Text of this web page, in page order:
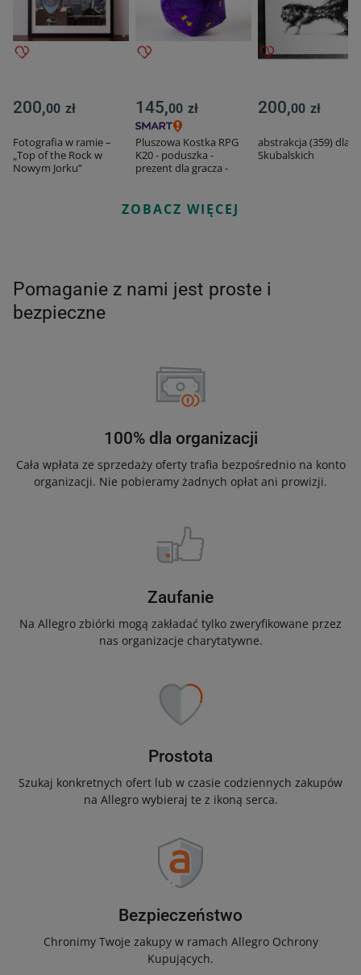
200,00 zł
Fotografia w ramie –
„Top of the Rock w
Nowym Jorku”
145,00 zł
Pluszowa Kostka RPG
K20 - poduszka -
prezent dla gracza -
200,00 zł
abstrakcja (359) dla
Skubalskich
ZOBACZ WIĘCEJ
Pomaganie z nami jest proste i
bezpieczne
100% dla organizacji
Cała wpłata ze sprzedaży oferty trafia bezpośrednio na konto
organizacji. Nie pobieramy żadnych opłat ani prowizji.
Zaufanie
Na Allegro zbiórki mogą zakładać tylko zweryfikowane przez
nas organizacje charytatywne.
Prostota
Szukaj konkretnych ofert lub w czasie codziennych zakupów
na Allegro wybieraj te z ikoną serca.
Bezpieczeństwo
Chronimy Twoje zakupy w ramach Allegro Ochrony
Kupujących.